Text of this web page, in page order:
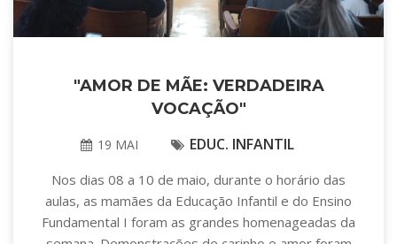
"AMOR DE MÃE: VERDADEIRA
VOCAÇÃO"
19 MAI EDUC. INFANTIL
Nos dias 08 a 10 de maio, durante o horário das
aulas, as mamães da Educação Infantil e do Ensino
Fundamental I foram as grandes homenageadas da